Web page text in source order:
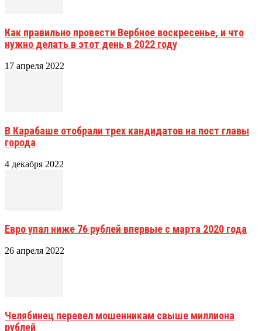
Как правильно провести Вербное воскресенье, и что
нужно делать в этот день в 2022 году
17 апреля 2022
В Карабаше отобрали трех кандидатов на пост главы
города
4 декабря 2022
Евро упал ниже 76 рублей впервые с марта 2020 года
26 апреля 2022
Челябинец перевел мошенникам свыше миллиона
рублей